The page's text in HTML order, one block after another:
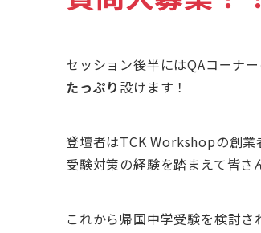
セッション後半にはQAコーナ
たっぷり 設けます！
登壇者はTCK Workshopの創業
受験対策の経験を踏まえて皆さ
これから帰国中学受験を検討